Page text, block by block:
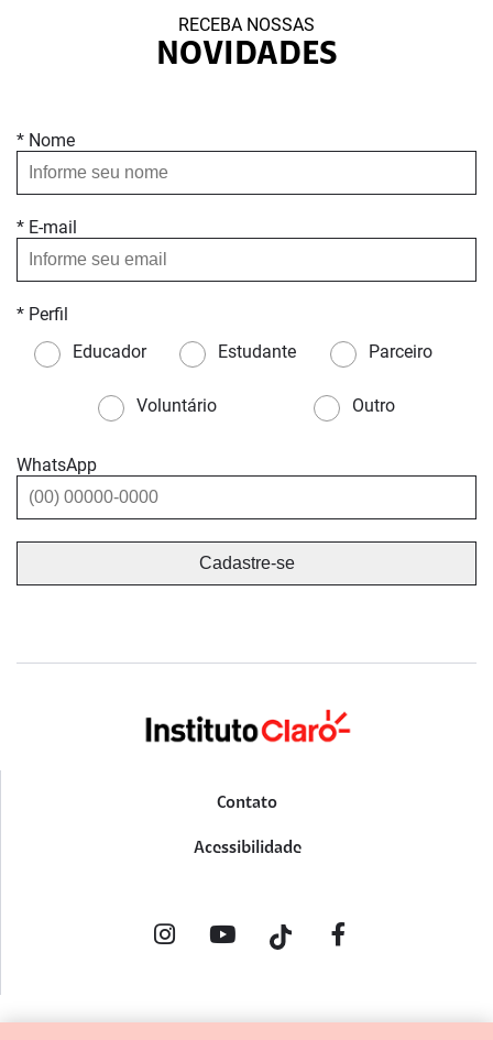
RECEBA NOSSAS
NOVIDADES
* Nome
* E-mail
* Perfil
Educador
Estudante Parceiro
Voluntário Outro
WhatsApp
Contato
Acessibilidade